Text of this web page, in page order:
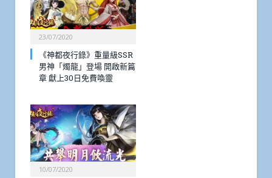
23/07/2020
《神都夜行錄》重量級SSR
男神「燭龍」登場 開啟新篇
章 獻上30日免費喚靈
10/07/2020